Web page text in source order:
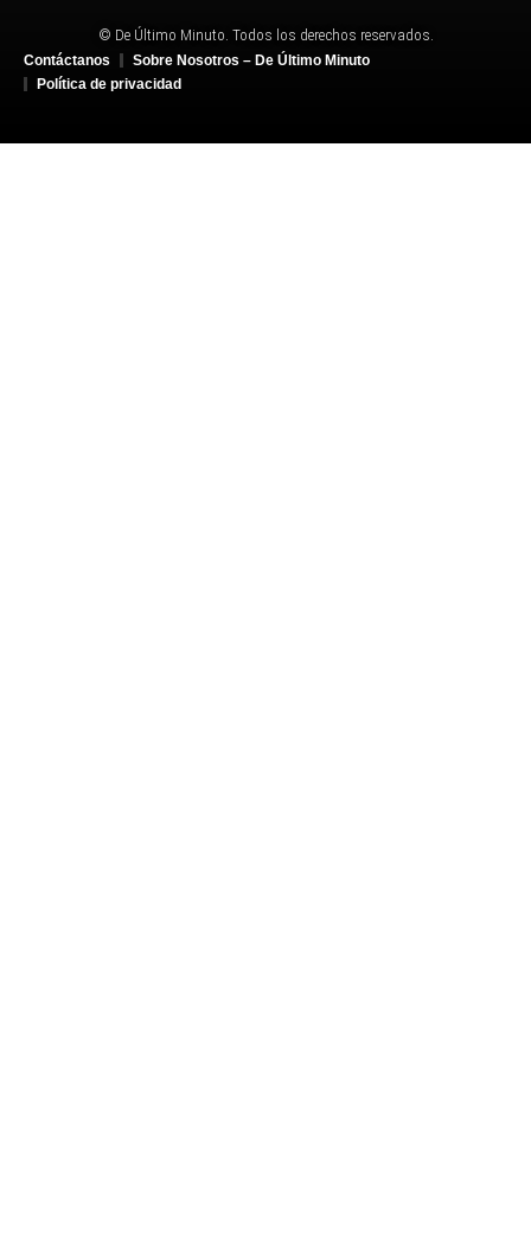
© De Último Minuto. Todos los derechos reservados.
Contáctanos
Sobre Nosotros – De Último Minuto
Política de privacidad